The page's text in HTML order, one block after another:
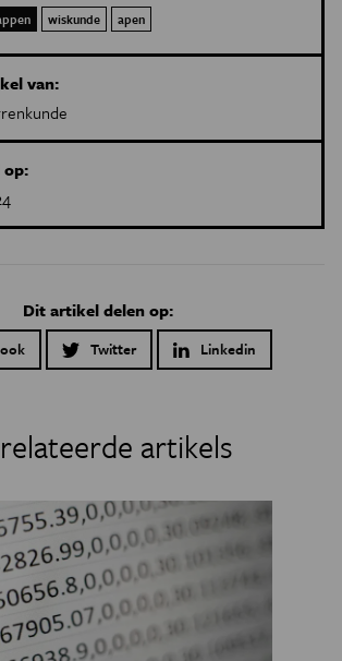
wiskunde apen
van:
op:
Dit artikel delen op:
Twitter Linkedin
artikels